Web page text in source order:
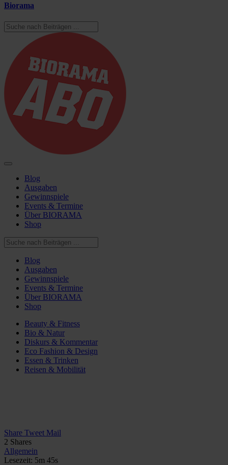
Biorama
Blog
Ausgaben
Gewinnspiele
Events & Termine
Über BIORAMA
Shop
Blog
Ausgaben
Gewinnspiele
Events & Termine
Über BIORAMA
Shop
Beauty & Fitness
Bio & Natur
Diskurs & Kommentar
Eco Fashion & Design
Essen & Trinken
Reisen & Mobilität
Share Tweet Mail
2 Shares
Allgemein
Lesezeit: 5m 45s